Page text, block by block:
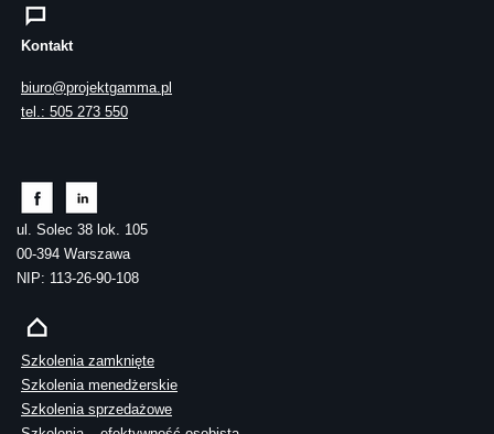
Kontakt
biuro@projektgamma.pl
tel.: 505 273 550
ul. Solec 38 lok. 105
00-394 Warszawa
NIP: 113-26-90-108
Szkolenia zamknięte
Szkolenia menedżerskie
Szkolenia sprzedażowe